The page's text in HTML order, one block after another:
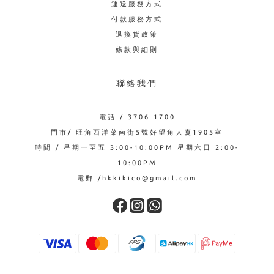
運送服務方式
付款服務方式
退換貨政策
條款與細則
聯絡我們
電話 / 3706 1700
門市/ 旺角西洋菜南街5號好望角大廈1905室
時間 / 星期一至五 3:00-10:00PM 星期六日 2:00-
10:00PM
電郵 /hkkikico@gmail.com